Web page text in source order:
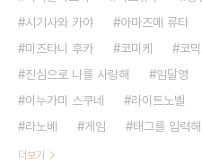
시기사와 카야
아마즈메 류타
미즈타니 후카
코미케 코
진심으로 나를 사랑해
임달영
이누가미 스쿠네
라이트노벨
라노베
게임 태그를 입력
더보기